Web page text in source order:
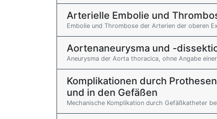
Arterielle Embolie und
Embolie und Thrombose der Arterien der oberen
Aortenaneurysma und -
Aneurysma der Aorta thoracica, ohne Angabe
Komplikationen durch
und in den Gefäßen
Mechanische Komplikation durch Gefäßkatheter